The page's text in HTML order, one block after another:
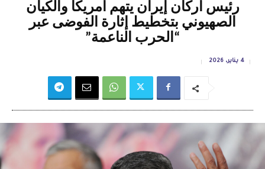
رئيس أركان إيران يتهم أمريكا والكيان
الصهيوني بتخطيط إثارة الفوضى عبر
“الحرب الناعمة”
4 يناير، 2026